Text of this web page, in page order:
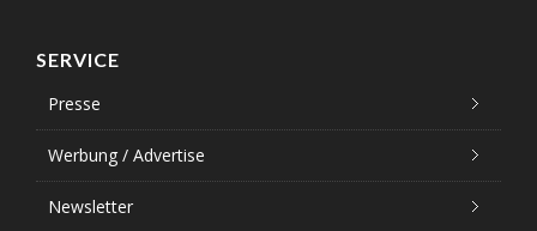
SERVICE
Presse
Werbung / Advertise
Newsletter